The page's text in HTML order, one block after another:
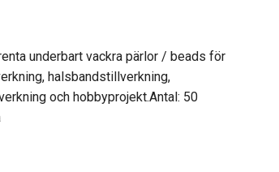
underbart vackra pärlor / beads för
halsbandstillverkning,
och hobbyprojekt.Antal: 50